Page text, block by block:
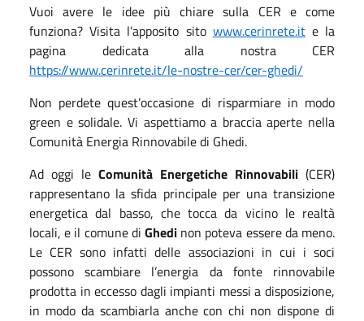
Vuoi avere le idee più chiare sulla CER e come
funziona? Visita l’apposito sito www.cerinrete.ite la
pagina dedicata alla nostra CER
https://www.cerinrete.it/le-nostre-cer/cer-ghedi/
Non perdete quest’occasione di risparmiare in modo
green e solidale. Vi aspettiamo a braccia aperte nella
Comunità Energia Rinnovabile di Ghedi.
Ad oggi le Comunità Energetiche Rinnovabili (CER)
rappresentano la sfida principale per una transizione
energetica dal basso, che tocca da vicino le realtà
locali, e il comune di Ghedi non poteva essere da meno.
Le CER sono infatti delle associazioni in cui i soci
possono scambiare l’energia da fonte rinnovabile
prodotta in eccesso dagli impianti messi a disposizione,
in modo da scambiarla anche con chi non dispone di